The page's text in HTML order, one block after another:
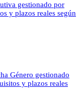
gestionado por
y plazos reales según
Género gestionado
y plazos reales